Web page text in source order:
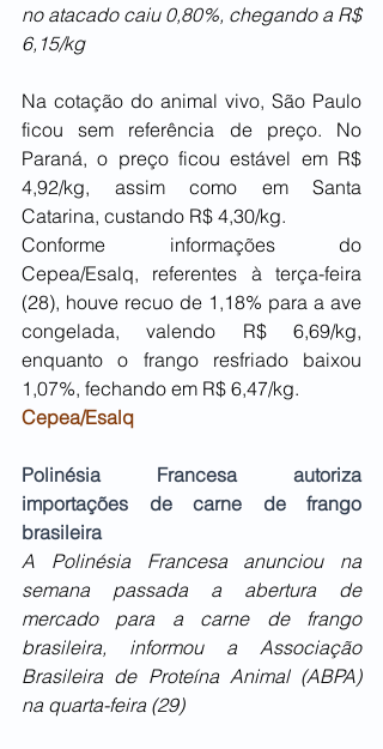
no atacado caiu 0,80%, chegando a R$
6,15/kg
Na cotação do animal vivo, São Paulo
ficou sem referência de preço. No
Paraná, o preço ficou estável em R$
4,92/kg, assim como em Santa
Catarina, custando R$ 4,30/kg.
Conforme informações do
Cepea/Esalq, referentes à terça-feira
(28), houve recuo de 1,18% para a ave
congelada, valendo R$ 6,69/kg,
enquanto o frango resfriado baixou
1,07%, fechando em R$ 6,47/kg.
Cepea/Esalq
Polinésia Francesa autoriza
importações de carne de frango
brasileira
A Polinésia Francesa anunciou na
semana passada a abertura de
mercado para a carne de frango
brasileira, informou a Associação
Brasileira de Proteína Animal (ABPA)
na quarta-feira (29)